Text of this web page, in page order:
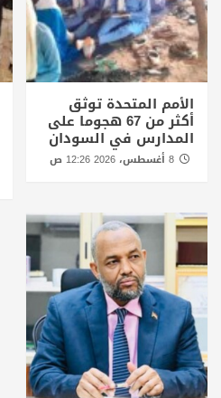
الأمم المتحدة توثق
أكثر من 67 هجوما على
المدارس في السودان